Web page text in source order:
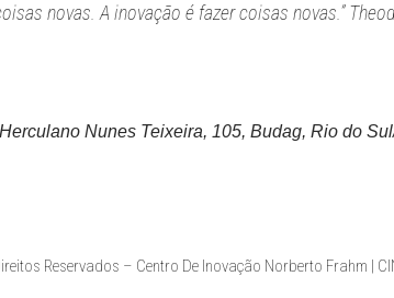
novas. A inovação é fazer coisas novas.”
Nunes Teixeira, 105, Budag, Rio do
Reservados – Centro De Inovação Norberto Frahm |